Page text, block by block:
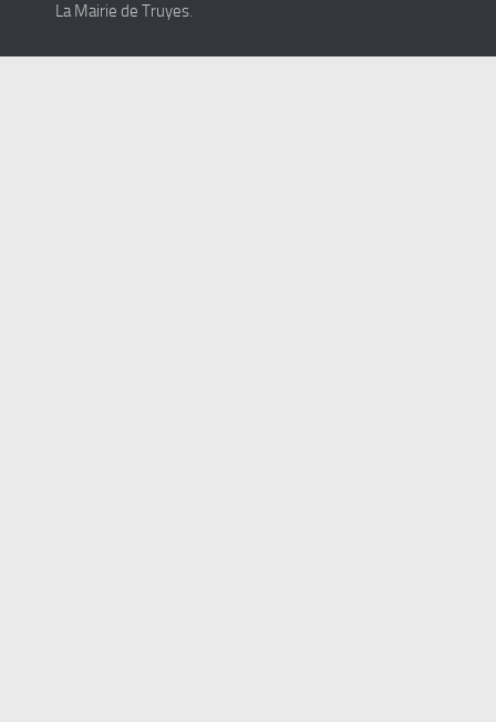
La Mairie de Truyes.